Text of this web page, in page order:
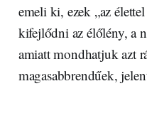
emeli ki, ezek „az
kifejlődni az élőlény, a
amiatt mondhatjuk azt
magasabbrendűek,